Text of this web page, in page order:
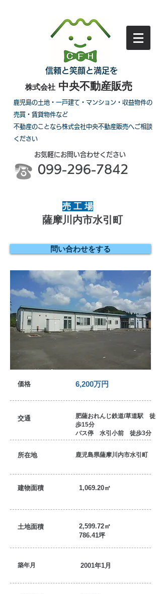
信頼と笑顔と満足を
中央不動産販売
株式会社
鹿児島の土地・一戸建て・マンション・収益物件の
売買・賃貸物件など
不動産のことなら株式会社中央不動産販売へご相談
ください
お気軽にお問い合わせください
099-296-7842
売 工 場
薩摩川内市水引町
問い合わせをする
価格 6,200万円
交通
肥薩おれんじ鉄道/草道駅 徒
歩15分
​バス停 水引小前 徒歩3分
所在地 鹿児島県薩摩川内市水引町
建物面積 1,069.20㎡
土地面積
2,599.72㎡
786.41坪
築年月 2001年1月